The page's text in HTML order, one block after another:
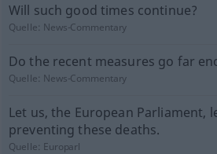
Will such good times continue?
Quelle: News-Commentary
Do the recent measures go far
Quelle: News-Commentary
Let us, the European Parliament,
preventing these deaths.
Quelle: Europarl